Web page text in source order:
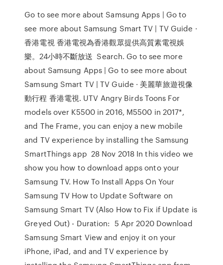
Go to see more about Samsung Apps | Go to
see more about Samsung Smart TV | TV Guide ·
香港電視 香港電視為香港觀眾提供高質素電視娛
樂。24小時不斷放送 Search. Go to see more
about Samsung Apps | Go to see more about
Samsung Smart TV | TV Guide · 美麗華旅遊視像
動行程 香港電視. UTV Angry Birds Toons For
models over K5500 in 2016, M5500 in 2017*,
and The Frame, you can enjoy a new mobile
and TV experience by installing the Samsung
SmartThings app 28 Nov 2018 In this video we
show you how to download apps onto your
Samsung TV. How To Install Apps On Your
Samsung TV How to Update Software on
Samsung Smart TV (Also How to Fix if Update is
Greyed Out) - Duration: 5 Apr 2020 Download
Samsung Smart View and enjoy it on your
iPhone, iPad, and and TV experience by